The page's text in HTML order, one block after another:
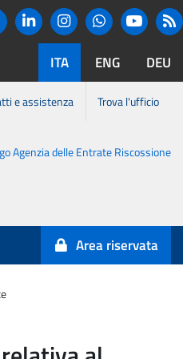
Twitter
LinkedinInstagram
ITA ENG DEU
e assistenza Trova l'ufficio
Area riservata